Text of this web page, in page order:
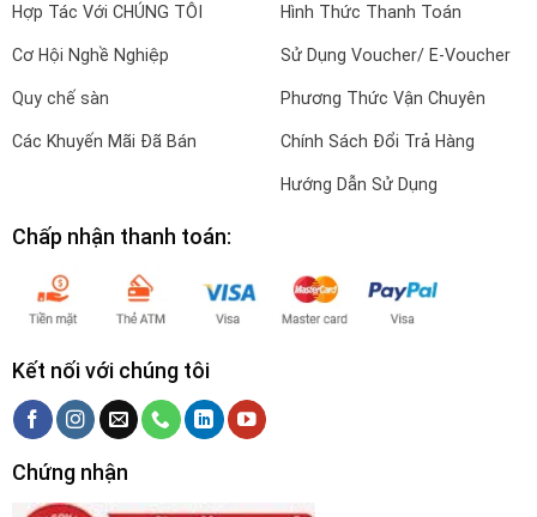
Hợp Tác Với CHÚNG TÔI
Cơ Hội Nghề Nghiệp
Quy chế sàn
Các Khuyến Mãi Đã Bán
Hình Thức Thanh Toán
Sử Dụng Voucher/ E-Voucher
Phương Thức Vận Chuyên
Chính Sách Đổi Trả Hàng
Hướng Dẫn Sử Dụng
Chấp nhận thanh toán:
Kết nối với chúng tôi
Chứng nhận